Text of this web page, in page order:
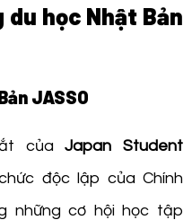
du học Nhật Bản
JASSO
củaJapan Student
độc lập của Chính
những cơ hội học tập